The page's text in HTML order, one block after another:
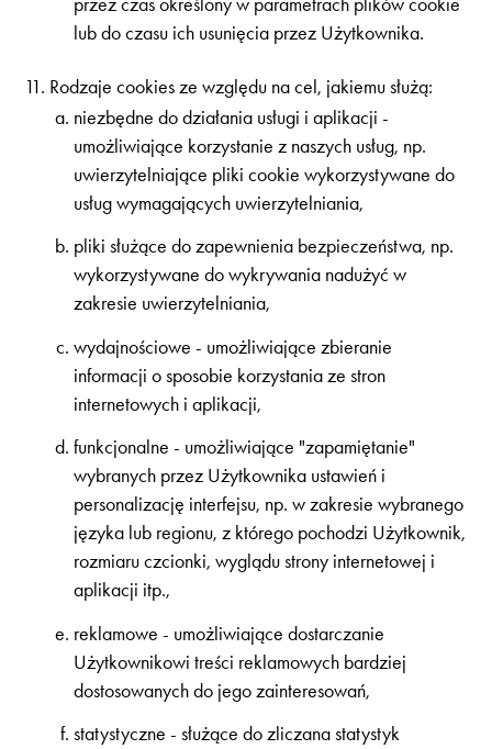
lub do czasu ich usunięcia przez Użytkownika.
Rodzaje cookies ze względu na cel, jakiemu służą:
niezbędne do działania usługi i aplikacji -
umożliwiające korzystanie z naszych usług, np.
uwierzytelniające pliki cookie wykorzystywane do
usług wymagających uwierzytelniania,
pliki służące do zapewnienia bezpieczeństwa, np.
wykorzystywane do wykrywania nadużyć w
zakresie uwierzytelniania,
wydajnościowe - umożliwiające zbieranie
informacji o sposobie korzystania ze stron
internetowych i aplikacji,
funkcjonalne - umożliwiające "zapamiętanie"
wybranych przez Użytkownika ustawień i
personalizację interfejsu, np. w zakresie wybranego
języka lub regionu, z którego pochodzi Użytkownik,
rozmiaru czcionki, wyglądu strony internetowej i
aplikacji itp.,
reklamowe - umożliwiające dostarczanie
Użytkownikowi treści reklamowych bardziej
dostosowanych do jego zainteresowań,
statystyczne - służące do zliczana statystyk